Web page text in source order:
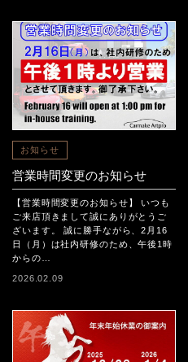
お知らせ
営業時間変更のお知らせ
【営業時間変更のお知らせ】 いつも
ご来店頂きまして誠にありがとうご
ざいます。 誠に勝手ながら、2月16
日（月）は社内研修のため、午後1時
からの…
2026.02.09